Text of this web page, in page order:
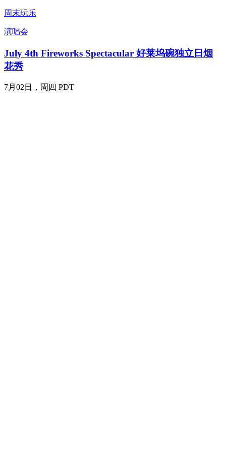
周末玩乐
演唱会
July 4th Fireworks Spectacular 好莱坞碗独立日烟
花秀
7月02日，周四 PDT